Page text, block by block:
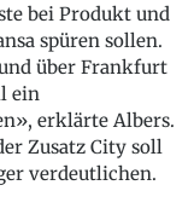
bei Produkt und
spüren sollen.
über Frankfurt
ein
erklärte Albers.
Zusatz City soll
verdeutlichen.